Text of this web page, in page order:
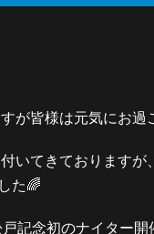
が皆様は元気にお過
いてきております
た🌈
記念初のナイター開